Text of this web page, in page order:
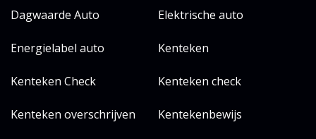
Dagwaarde Auto Elektrische auto
Energielabel auto Kenteken
Kenteken Check Kenteken check
Kenteken overschrijven Kentekenbewijs